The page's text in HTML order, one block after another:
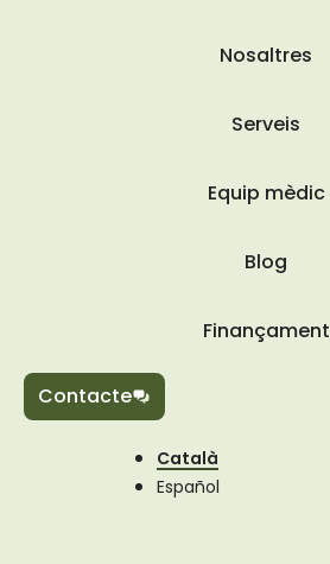
Nosaltres
Serveis
Equip mèdic
Blog
Finançament
Contacte
Català
Español